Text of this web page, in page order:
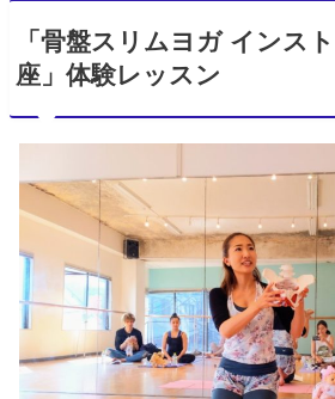
「骨盤スリムヨガ インス
座」体験レッスン